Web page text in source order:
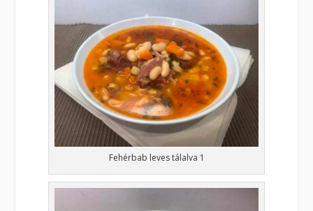
Fehérbab leves tálalva 1